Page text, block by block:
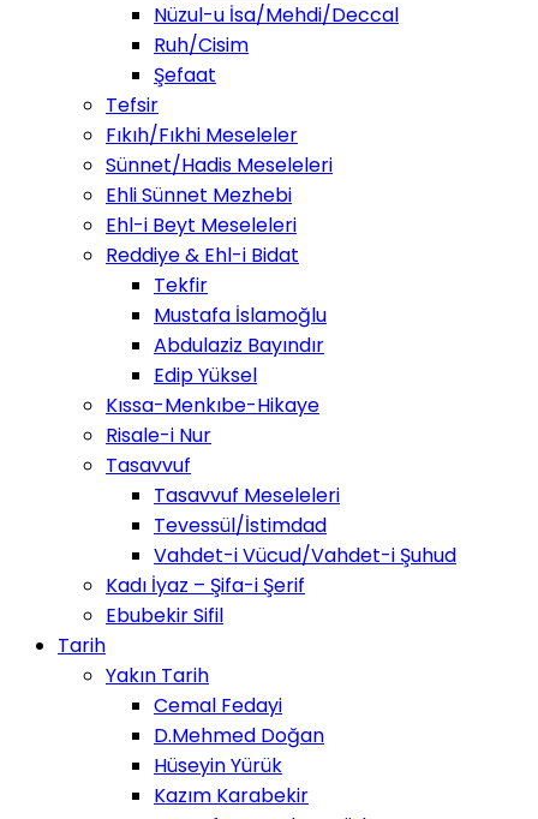
Nüzul-u İsa/Mehdi/Deccal
Ruh/Cisim
Şefaat
Tefsir
Fıkıh/Fıkhi Meseleler
Sünnet/Hadis Meseleleri
Ehli Sünnet Mezhebi
Ehl-i Beyt Meseleleri
Reddiye & Ehl-i Bidat
Tekfir
Mustafa İslamoğlu
Abdulaziz Bayındır
Edip Yüksel
Kıssa-Menkıbe-Hikaye
Risale-i Nur
Tasavvuf
Tasavvuf Meseleleri
Tevessül/İstimdad
Vahdet-i Vücud/Vahdet-i Şuhud
Kadı İyaz – Şifa-i Şerif
Ebubekir Sifil
Tarih
Yakın Tarih
Cemal Fedayi
D.Mehmed Doğan
Hüseyin Yürük
Kazım Karabekir